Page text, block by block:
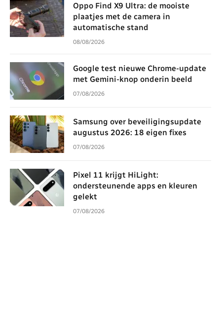
Oppo Find X9 Ultra: de mooiste
plaatjes met de camera in
automatische stand
08/08/2026
Google test nieuwe Chrome-update
met Gemini-knop onderin beeld
07/08/2026
Samsung over beveiligingsupdate
augustus 2026: 18 eigen fixes
07/08/2026
Pixel 11 krijgt HiLight:
ondersteunende apps en kleuren
gelekt
07/08/2026